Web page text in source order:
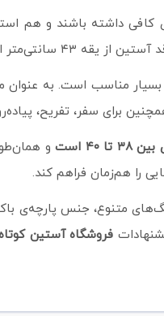
مناسب است. به عنوان
برای سفر، تفریح،
است
و
را هم‌زمان فراهم کند.
متنوع، جنس پارچه‌ی
فروشگاه آستین